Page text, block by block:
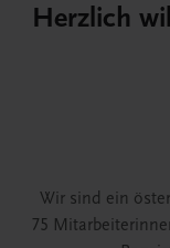
Herzlich
Wir sind ein
75